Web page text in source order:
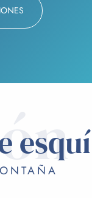
esquí